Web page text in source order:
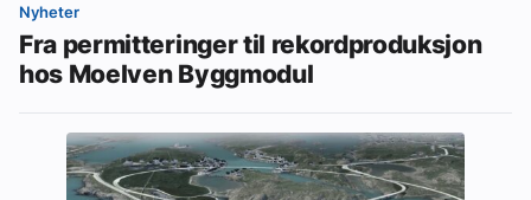
Nyheter
Fra permitteringer til rekordproduksjon
hos Moelven Byggmodul